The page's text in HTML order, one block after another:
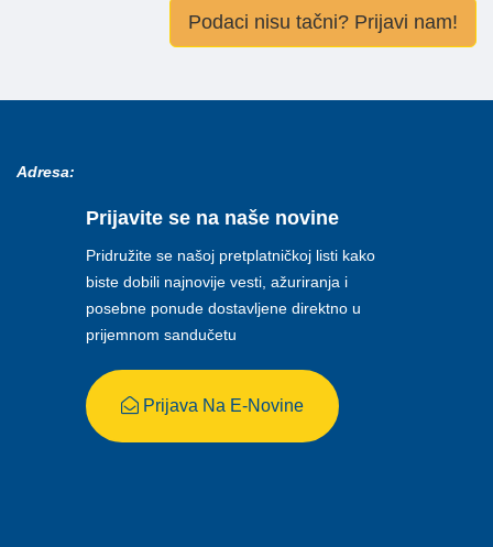
Podaci nisu tačni? Prijavi nam!
Adresa:
Prijavite se na naše novine
Pridružite se našoj pretplatničkoj listi kako
biste dobili najnovije vesti, ažuriranja i
posebne ponude dostavljene direktno u
prijemnom sandučetu
Prijava Na E-Novine